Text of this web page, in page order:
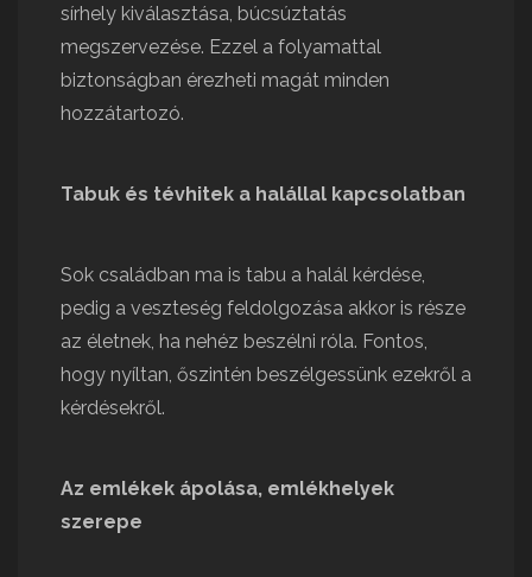
sírhely kiválasztása, búcsúztatás
megszervezése. Ezzel a folyamattal
biztonságban érezheti magát minden
hozzátartozó.
Tabuk és tévhitek a halállal kapcsolatban
Sok családban ma is tabu a halál kérdése,
pedig a veszteség feldolgozása akkor is része
az életnek, ha nehéz beszélni róla. Fontos,
hogy nyíltan, őszintén beszélgessünk ezekről a
kérdésekről.
Az emlékek ápolása, emlékhelyek
szerepe